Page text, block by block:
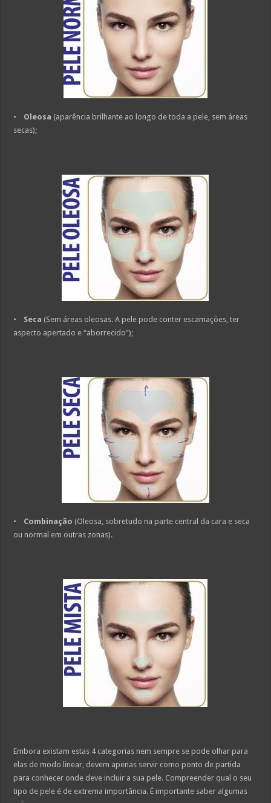
• Oleosa (aparência brilhante ao longo de toda a pele, sem áreas
secas);
• Seca (Sem áreas oleosas. A pele pode conter escamações, ter
aspecto apertado e “aborrecido”);
• Combinação (Oleosa, sobretudo na parte central da cara e seca
ou normal em outras zonas).
Embora existam estas 4 categorias nem sempre se pode olhar para
elas de modo linear, devem apenas servir como ponto de partida
para conhecer onde deve incluir a sua pele. Compreender qual o seu
tipo de pele é de extrema importância. É importante saber algumas